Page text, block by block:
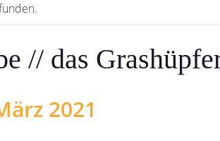
// das
2021